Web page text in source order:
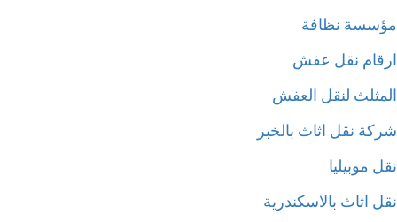
نظافة
نقل عفش
لنقل العفش
نقل اثاث بالخبر
موبيليا
اثاث بالاسكندرية